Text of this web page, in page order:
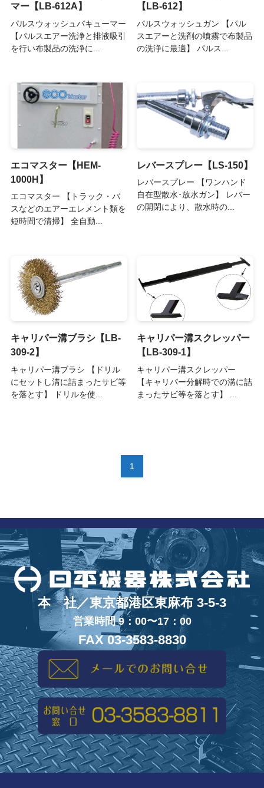
マー【LB-612A】
パルスウォッシュバキューマー
【パルスエアー洗浄と排液吸引
を行い布製品の洗浄に...
【LB-612】
パルスウォッシュガン 【パル
スエアーと洗剤の噴霧で布製品
の洗浄に最適】 パルス...
エコマスター【HEM-
1000H】
エコマスター 【トラック・バ
スなどのエアーエレメント類を
短時間で清掃】 全自動...
レバースプレー【LS-150】
レバースプレー 【ワンハンド
自在型散水･放水ガン】 レバー
の開閉により、散水時の...
キャリパー溝ブラシ【LB-
309-2】
キャリパー溝ブラシ 【ドリル
にセットし溝に詰まったサビ等
を落とす】 ドリルを使...
キャリパー溝スクレッパー
【LB-309-1】
キャリパー溝スクレッパー
【キャリパー分解時での溝に詰
まったサビ等を落とす】 ...
1
本 社／東京都港区東麻布 3-5-3
営業時間 9：00〜17：00
FAX 03-3583-8830